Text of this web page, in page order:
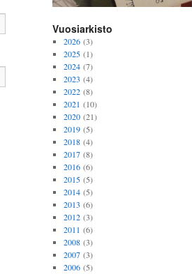
Vuosiarkisto
2026(3)
2025(1)
2024(7)
2023 (4)
2022(8)
2021 (10)
2020(21)
2019(5)
2018(4)
2017(8)
2016(6)
2015(5)
2014(5)
2013 (6)
2012(3)
2011 (6)
2008(3)
2007(3)
2006(5)